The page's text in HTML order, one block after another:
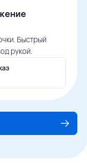
Быстрый
рукой.